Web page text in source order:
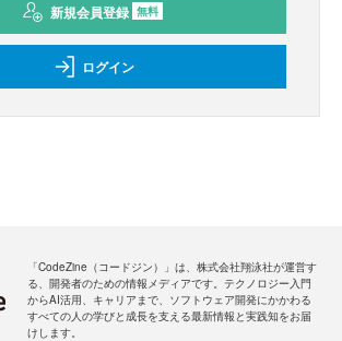
新規会員登録 無料
ログイン
「CodeZine（コードジン）」は、株式会社翔泳社が運営す
る、開発者のための情報メディアです。テクノロジー入門
からAI活用、キャリアまで、ソフトウェア開発にかかわる
すべての人の学びと成長を支える最新情報と実践知をお届
けします。